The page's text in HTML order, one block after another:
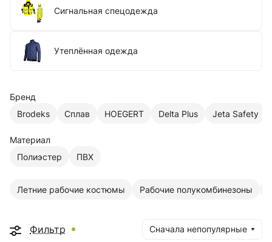
Сигнальная спецодежда
Утеплённая одежда
Бренд
Brodeks
Сплав HOEGERT Delta Plus Jeta Safety
Материал
Полиэстер
ПВХ
Летние рабочие костюмы Рабочие полукомбинезоны
Фильтр Сначала непопулярные